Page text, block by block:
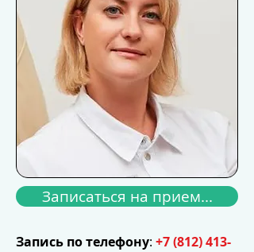
Записаться на прием...
Запись по телефону: +7 (812) 413-